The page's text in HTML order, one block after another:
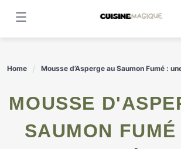
content
Home Mousse d’Asperge au Saumon Fumé :
MOUSSE D'ASPERGE AU
SAUMON